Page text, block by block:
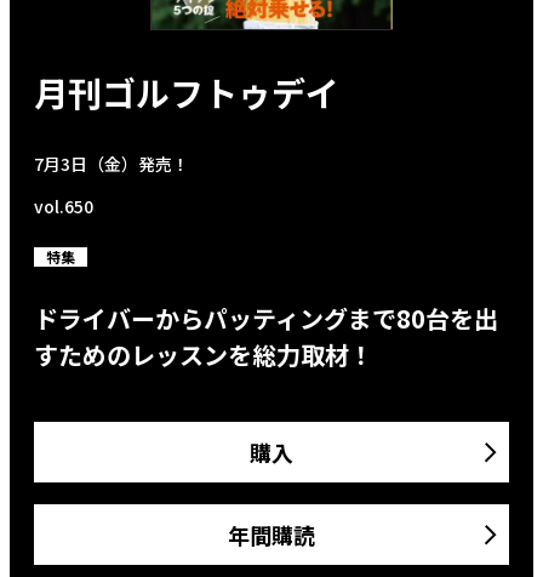
月刊ゴルフトゥデイ
7月3日（金）発売！
vol.650
特集
ドライバーからパッティングまで80台を出
すためのレッスンを総力取材！
購入
年間購読